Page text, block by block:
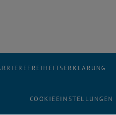
COOKIEEINSTELLUNGEN